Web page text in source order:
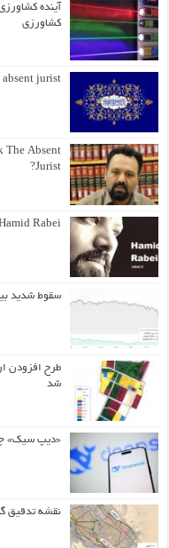
آینده
کشاورزی
absent jurist
The Absent
Jurist?
Rabei
سقوط شدید بیت کوین ؛ افت
طرح افزودن
شد
«دیپ سیک»
نقشه تدقیق